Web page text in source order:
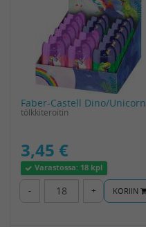
Faber-Castell Dino/Unicorn
tölkkiteroitin
3,45 €
Varastossa: 18 kpl
- + KORIIN